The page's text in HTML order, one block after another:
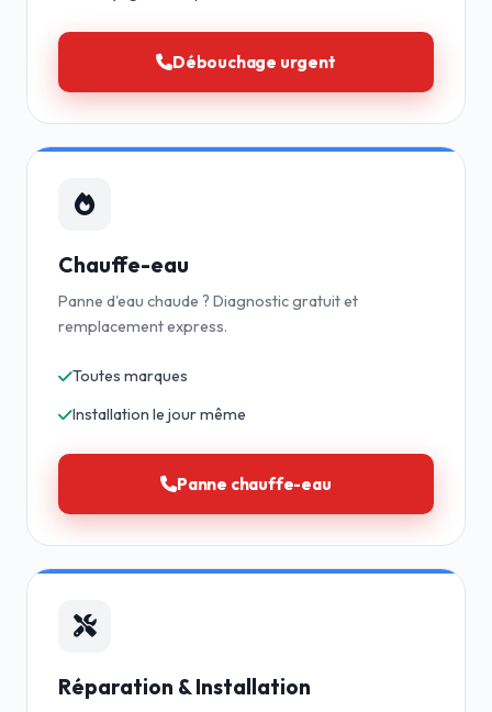
Débouchage urgent
Chauffe-eau
Panne d'eau chaude ? Diagnostic gratuit et
remplacement express.
Toutes marques
Installation le jour même
Panne chauffe-eau
Réparation & Installation